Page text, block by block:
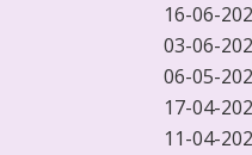
16-06-
03-06-
06-05-
17-04-
11-04-